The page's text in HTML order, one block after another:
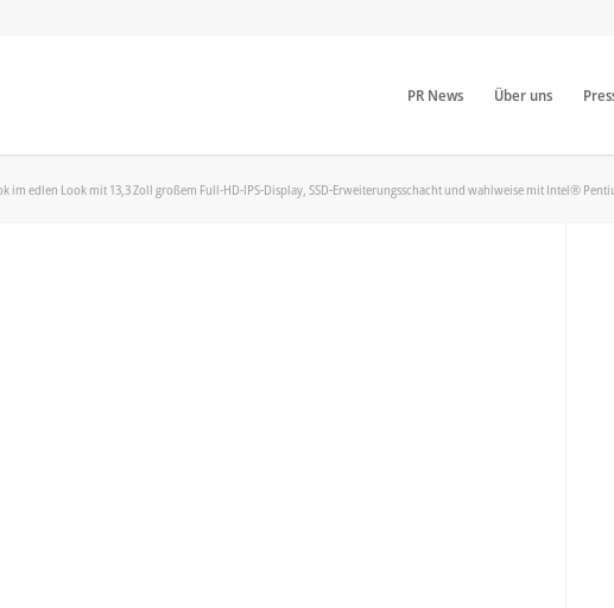
PR News Über uns
im edlen Look mit 13,3 Zoll großem Full-HD-IPS-Display, SSD-Erweiterungsschacht und wahlweise mit Intel®